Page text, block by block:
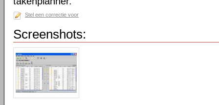
Stel een correctie voor
Screenshots: